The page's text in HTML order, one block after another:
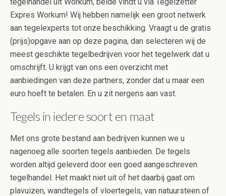
Expres Workum! Wij hebben namelijk een groot netwerk
aan tegelexperts tot onze beschikking. Vraagt u de gratis
(prijs)opgave aan op deze pagina, dan selecteren wij de
meest geschikte tegelbedrijven voor het tegelwerk dat u
omschrijft. U krijgt van ons een overzicht met
aanbiedingen van deze partners, zonder dat u maar een
euro hoeft te betalen. En u zit nergens aan vast.
Tegels in iedere soort en maat
Met ons grote bestand aan bedrijven kunnen we u
nagenoeg alle soorten tegels aanbieden. De tegels
worden altijd geleverd door een goed aangeschreven
tegelhandel. Het maakt niet uit of het daarbij gaat om
plavuizen, wandtegels of vloertegels, van natuursteen of